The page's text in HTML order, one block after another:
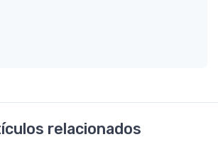
relacionados